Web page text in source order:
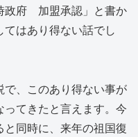
政府 加盟承認」と書か
はあり得ない話でし
で、このあり得ない事が
てきたと言えます。今
同時に、来年の祖国復